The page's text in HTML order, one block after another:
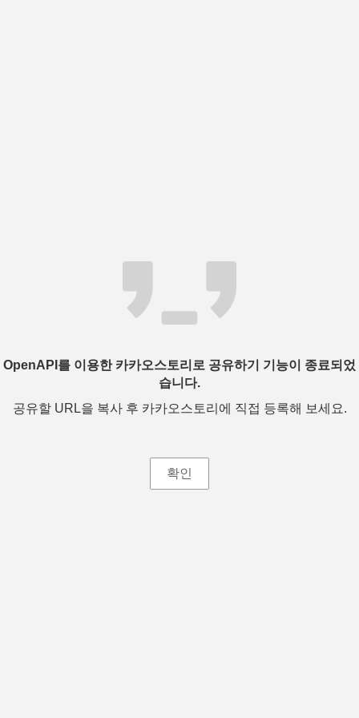
OpenAPI를 이용한 카카오스토리로 공유하기 기능이 종료되었
습니다.
공유할 URL을 복사 후 카카오스토리에 직접 등록해 보세요.
확인